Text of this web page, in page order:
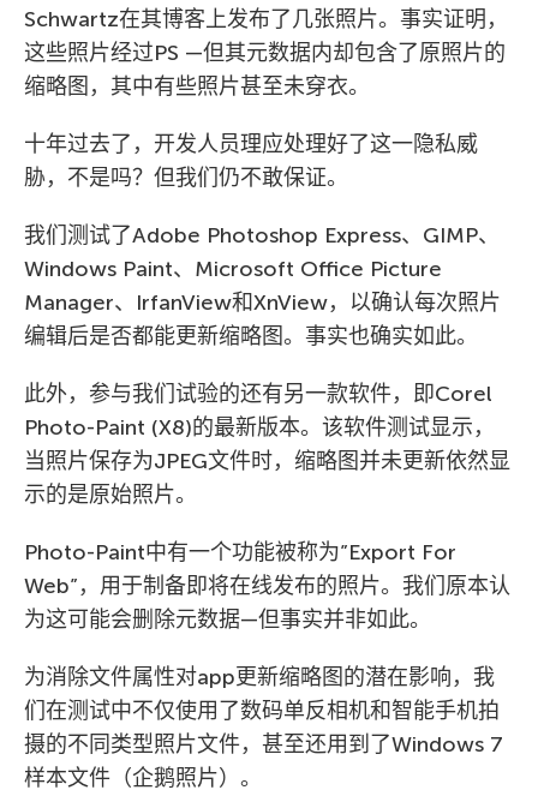
Schwartz在其博客上发布了几张照片。事实证明，
这些照片经过PS —但其元数据内却包含了原照片的
缩略图，其中有些照片甚至未穿衣。
十年过去了，开发人员理应处理好了这一隐私威
胁，不是吗？但我们仍不敢保证。
我们测试了Adobe Photoshop Express、GIMP、
Windows Paint、Microsoft Office Picture
Manager、IrfanView和XnView，以确认每次照片
编辑后是否都能更新缩略图。事实也确实如此。
此外，参与我们试验的还有另一款软件，即Corel
Photo-Paint (X8)的最新版本。该软件测试显示，
当照片保存为JPEG文件时，缩略图并未更新依然显
示的是原始照片。
Photo-Paint中有一个功能被称为”Export For
Web”，用于制备即将在线发布的照片。我们原本认
为这可能会删除元数据—但事实并非如此。
为消除文件属性对app更新缩略图的潜在影响，我
们在测试中不仅使用了数码单反相机和智能手机拍
摄的不同类型照片文件，甚至还用到了Windows 7
样本文件（企鹅照片）。